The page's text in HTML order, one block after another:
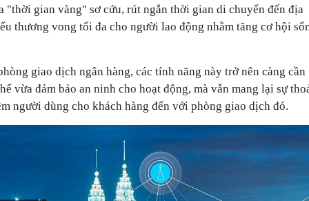
"thời gian vàng" sơ cứu, rút ngắn thời gian di chuyển đến địa
thương vong tối đa cho người lao động nhằm tăng cơ hội
giao dịch ngân hàng, các tính năng này trở nên càng cần
vừa đảm bảo an ninh cho hoạt động, mà vẫn mang lại sự
người dùng cho khách hàng đến với phòng giao dịch đó.